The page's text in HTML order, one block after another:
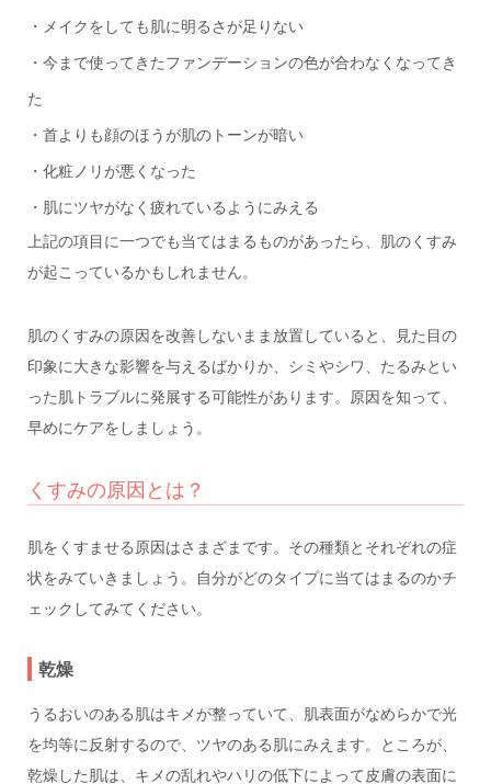
・メイクをしても肌に明るさが足りない
・今まで使ってきたファンデーションの色が合わなくなってき
た
・首よりも顔のほうが肌のトーンが暗い
・化粧ノリが悪くなった
・肌にツヤがなく疲れているようにみえる
上記の項目に一つでも当てはまるものがあったら、肌のくすみ
が起こっているかもしれません。
肌のくすみの原因を改善しないまま放置していると、見た目の
印象に大きな影響を与えるばかりか、シミやシワ、たるみとい
った肌トラブルに発展する可能性があります。原因を知って、
早めにケアをしましょう。
くすみの原因とは？
肌をくすませる原因はさまざまです。その種類とそれぞれの症
状をみていきましょう。自分がどのタイプに当てはまるのかチ
ェックしてみてください。
乾燥
うるおいのある肌はキメが整っていて、肌表面がなめらかで光
を均等に反射するので、ツヤのある肌にみえます。ところが、
乾燥した肌は、キメの乱れやハリの低下によって皮膚の表面に